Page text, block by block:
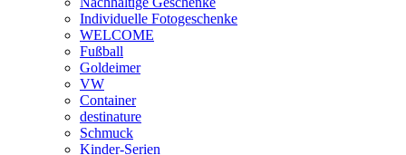
Individuelle Fotogeschenke
WELCOME
Fußball
Goldeimer
VW
Container
destinature
Schmuck
Kinder-Serien